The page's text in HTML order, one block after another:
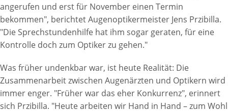
angerufen und erst für November einen Termin
bekommen", berichtet Augenoptikermeister Jens Przibilla.
"Die Sprechstundenhilfe hat ihm sogar geraten, für eine
Kontrolle doch zum Optiker zu gehen."
Was früher undenkbar war, ist heute Realität: Die
Zusammenarbeit zwischen Augenärzten und Optikern wird
immer enger. "Früher war das eher Konkurrenz", erinnert
sich Przibilla. "Heute arbeiten wir Hand in Hand – zum Wohl